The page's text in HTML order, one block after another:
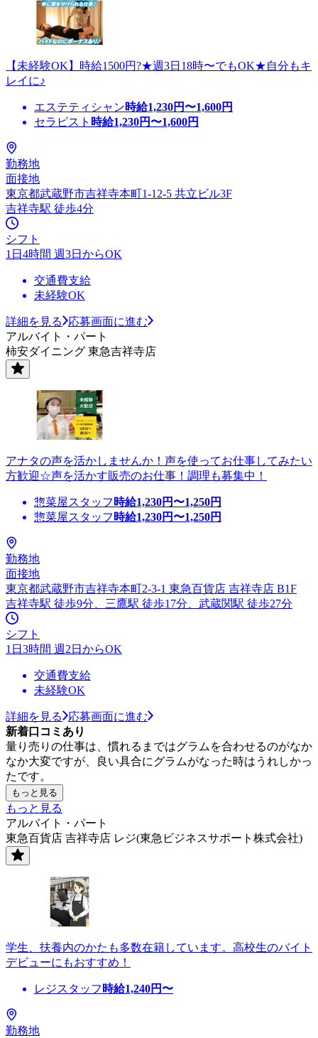
【未経験OK】時給1500円?★週3日18時〜でもOK★自分もキ
レイに♪
エステティシャン時給1,230円〜1,600円
セラピスト 時給1,230円〜1,600円
勤務地
面接地
東京都武蔵野市吉祥寺本町1-12-5 共立ビル3F
吉祥寺駅 徒歩4分
シフト
1日4時間 週3日からOK
交通費支給
未経験OK
詳細を見る
応募画面に進む
アルバイト・パート
柿安ダイニング 東急吉祥寺店
アナタの声を活かしませんか！声を使ってお仕事してみたい
方歓迎☆声を活かす販売のお仕事！調理も募集中！
惣菜屋スタッフ 時給1,230円〜1,250円
惣菜屋スタッフ 時給1,230円〜1,250円
勤務地
面接地
東京都武蔵野市吉祥寺本町2-3-1 東急百貨店 吉祥寺店 B1F
吉祥寺駅 徒歩9分、三鷹駅 徒歩17分、武蔵関駅 徒歩27分
シフト
1日3時間 週2日からOK
交通費支給
未経験OK
詳細を見る
応募画面に進む
新着口コミあり
量り売りの仕事は、慣れるまではグラムを合わせるのがなか
なか大変ですが、良い具合にグラムがなった時はうれしかっ
たです。
もっと見る
もっと見る
アルバイト・パート
東急百貨店 吉祥寺店 レジ(東急ビジネスサポート株式会社)
学生、扶養内のかたも多数在籍しています。高校生のバイト
デビューにもおすすめ！
レジスタッフ 時給1,240円〜
勤務地